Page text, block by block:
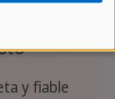
y fiable